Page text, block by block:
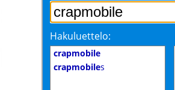
Hakuluettelo:
crapmobile
crapmobiles